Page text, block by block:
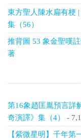
東方聖人陳水扁有梗
集（56）
推背圖 53 象金聖嘆
著
第16象趙匡胤預言詳
奇演譯》集（4）
-
【紫微星明】千年